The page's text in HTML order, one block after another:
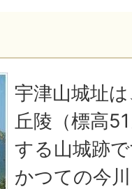
宇津山城址
丘陵（標高
する山城跡
かつての今